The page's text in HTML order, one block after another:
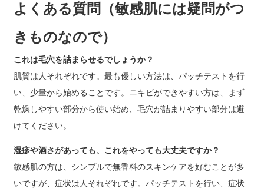
よくある質問（敏感肌には疑問がつ
きものなので）
これは毛穴を詰まらせるでしょうか？
肌質は人それぞれです。最も優しい方法は、パッチテストを行
い、少量から始めることです。ニキビができやすい方は、まず
乾燥しやすい部分から使い始め、毛穴が詰まりやすい部分は避
けてください。
湿疹や酒さがあっても、これをやっても大丈夫ですか？
敏感肌の方は、シンプルで無香料のスキンケアを好むことが多
いですが、症状は人それぞれです。パッチテストを行い、症状